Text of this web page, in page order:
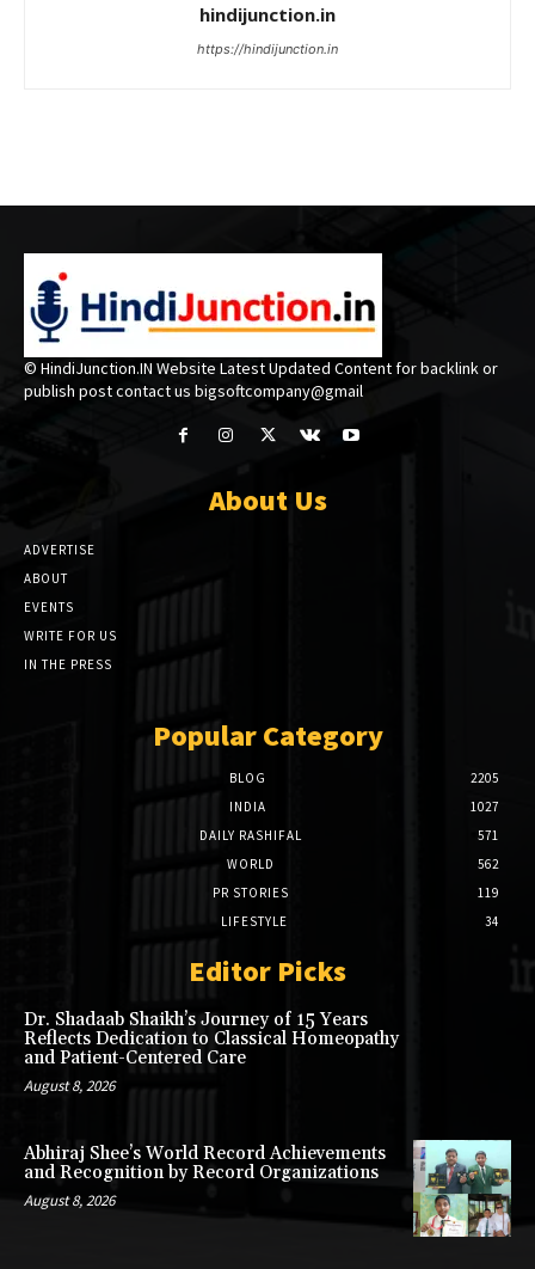
hindijunction.in
https://hindijunction.in
© HindiJunction.IN Website Latest Updated Content for backlink or
publish post contact us bigsoftcompany@gmail
About Us
ADVERTISE
ABOUT
EVENTS
WRITE FOR US
IN THE PRESS
Popular Category
BLOG
2205
INDIA
1027
DAILY RASHIFAL
571
WORLD
562
PR STORIES
119
LIFESTYLE
34
Editor Picks
Dr. Shadaab Shaikh’s Journey of 15 Years
Reflects Dedication to Classical Homeopathy
and Patient-Centered Care
August 8, 2026
Abhiraj Shee’s World Record Achievements
and Recognition by Record Organizations
August 8, 2026